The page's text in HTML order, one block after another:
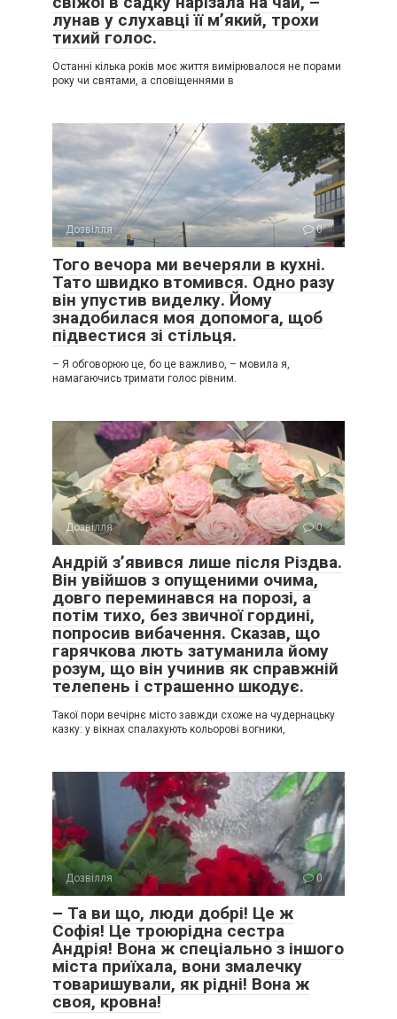
лунав у слухавці її м’який, трохи
тихий голос.
Останні кілька років моє життя вимірювалося не порами
року чи святами, а сповіщеннями в
Дозвілля 0
Того вечора ми вечеряли в кухні.
Тато швидко втомився. Одно разу
він упустив виделку. Йому
знадобилася моя допомога, щоб
підвестися зі стільця.
– Я обговорюю це, бо це важливо, – мовила я,
намагаючись тримати голос рівним.
Дозвілля 0
Андрій з’явився лише після Різдва.
Він увійшов з опущеними очима,
довго переминався на порозі, а
потім тихо, без звичної гордині,
попросив вибачення. Сказав, що
гарячкова лють затуманила йому
розум, що він учинив як справжній
телепень і страшенно шкодує.
Такої пори вечірнє місто завжди схоже на чудернацьку
казку: у вікнах спалахують кольорові вогники,
Дозвілля 0
– Та ви що, люди добрі! Це ж
Софія! Це троюрідна сестра
Андрія! Вона ж спеціально з іншого
міста приїхала, вони змалечку
товаришували, як рідні! Вона ж
своя, кровна!